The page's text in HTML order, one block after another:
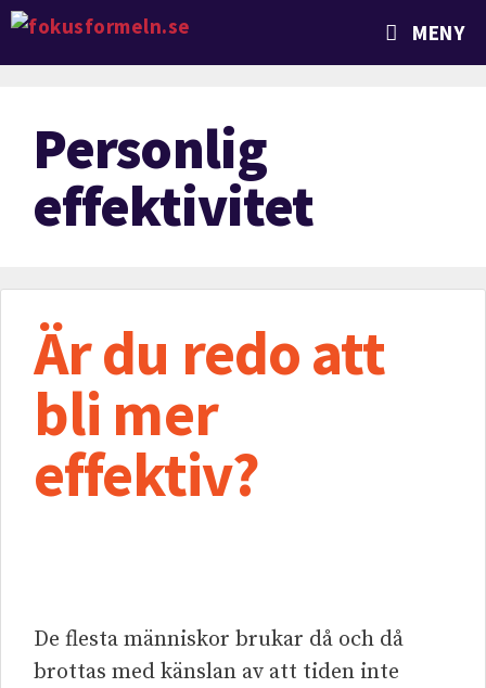
MENY
Personlig
effektivitet
Är du redo att
bli mer
effektiv?
De flesta människor brukar då och då
brottas med känslan av att tiden inte